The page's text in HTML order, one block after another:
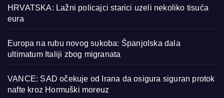
HRVATSKA: Lažni policajci starici uzeli nekoliko tisuća
eura
Europa na rubu novog sukoba: Španjolska dala
ultimatum Italiji zbog migranata
VANCE: SAD očekuje od Irana da osigura siguran protok
nafte kroz Hormuški moreuz